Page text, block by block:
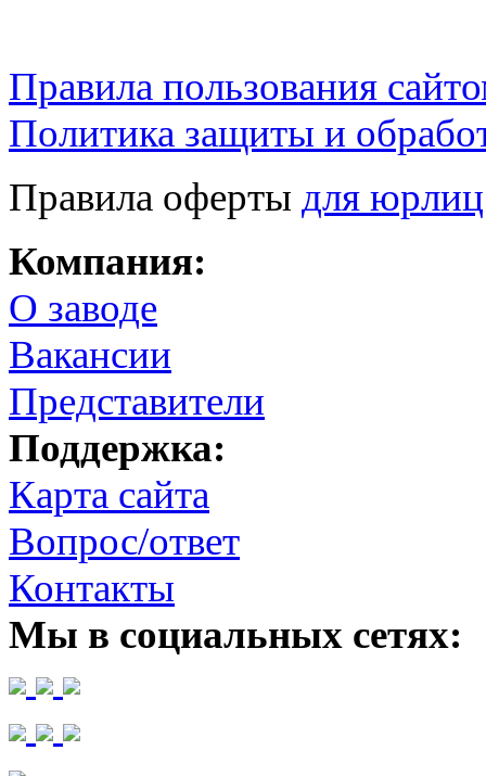
Правила пользования
Политика защиты и
Правила оферты для
Компания:
О заводе
Вакансии
Представители
Поддержка:
Карта сайта
Вопрос/ответ
Контакты
Мы в социальных сетях: